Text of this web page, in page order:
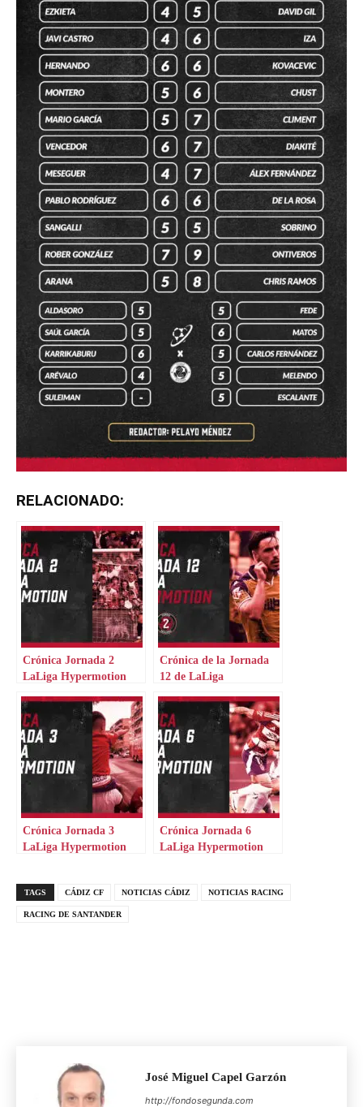
RELACIONADO:
Crónica Jornada 2
LaLiga Hypermotion
Crónica de la Jornada
12 de LaLiga
Crónica Jornada 3
LaLiga Hypermotion
Crónica Jornada 6
LaLiga Hypermotion
TAGS CÁDIZ CF NOTICIAS CÁDIZ NOTICIAS RACING
RACING DE SANTANDER
José Miguel Capel Garzón
http://fondosegunda.com